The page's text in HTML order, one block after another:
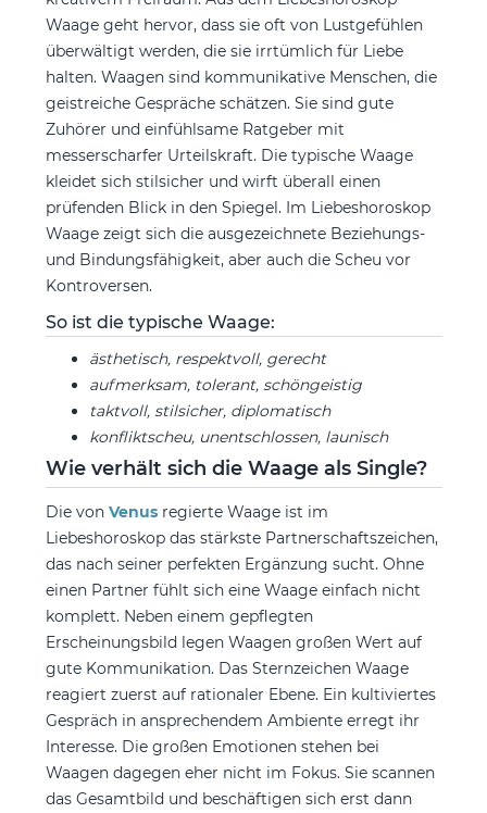
Waage geht hervor, dass sie oft von Lustgefühlen
überwältigt werden, die sie irrtümlich für Liebe
halten. Waagen sind kommunikative Menschen, die
geistreiche Gespräche schätzen. Sie sind gute
Zuhörer und einfühlsame Ratgeber mit
messerscharfer Urteilskraft. Die typische Waage
kleidet sich stilsicher und wirft überall einen
prüfenden Blick in den Spiegel. Im Liebeshoroskop
Waage zeigt sich die ausgezeichnete Beziehungs-
und Bindungsfähigkeit, aber auch die Scheu vor
Kontroversen.
So ist die typische Waage:
ästhetisch, respektvoll, gerecht
aufmerksam, tolerant, schöngeistig
taktvoll, stilsicher, diplomatisch
konfliktscheu, unentschlossen, launisch
Wie verhält sich die Waage als Single?
Die von Venusregierte Waage ist im
Liebeshoroskop das stärkste Partnerschaftszeichen,
das nach seiner perfekten Ergänzung sucht. Ohne
einen Partner fühlt sich eine Waage einfach nicht
komplett. Neben einem gepflegten
Erscheinungsbild legen Waagen großen Wert auf
gute Kommunikation. Das Sternzeichen Waage
reagiert zuerst auf rationaler Ebene. Ein kultiviertes
Gespräch in ansprechendem Ambiente erregt ihr
Interesse. Die großen Emotionen stehen bei
Waagen dagegen eher nicht im Fokus. Sie scannen
das Gesamtbild und beschäftigen sich erst dann